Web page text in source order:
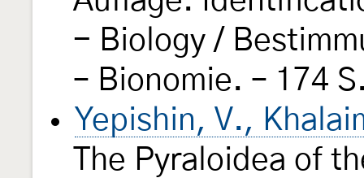
- Biology /
– Bionomie. – 174
Yepishin, V.,
The Pyraloidea of